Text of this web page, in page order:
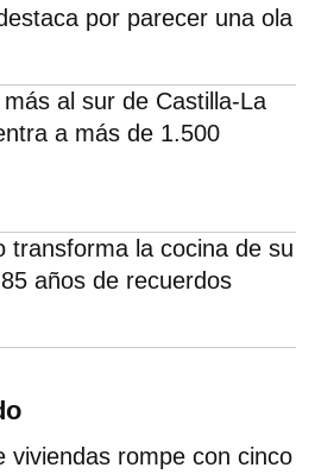
por parecer una ola
al sur de Castilla-La
a más de 1.500
transforma la cocina de su
años de recuerdos
viviendas rompe con cinco